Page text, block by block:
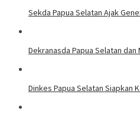
Sekda Papua Selatan Ajak
Dekranasda Papua Selatan
Dinkes Papua Selatan Siapkan